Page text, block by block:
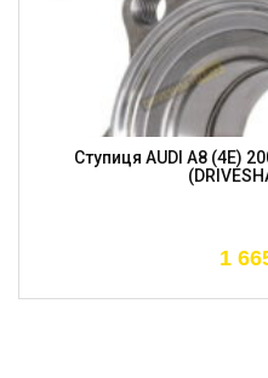
Ступиця AUDI A8 (4E)
1